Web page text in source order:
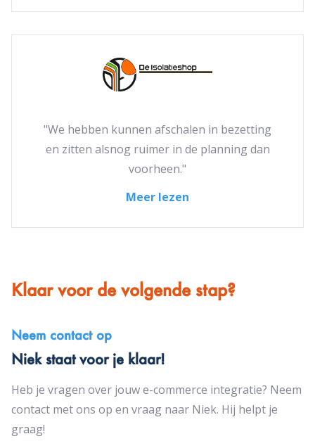
"We hebben kunnen afschalen in bezetting
en zitten alsnog ruimer in de planning dan
voorheen."
Meer lezen
Klaar voor de volgende stap?
Neem contact op
Niek staat voor je klaar!
Heb je vragen over jouw e-commerce integratie? Neem
contact met ons op en vraag naar Niek. Hij helpt je
graag!